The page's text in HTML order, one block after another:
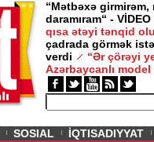
“Mətbəxə girmirəm,
daramıram“ - VİDEO
qısa ətəyi tənqid
çadrada görmək
verdi
“Ər çörəyi
Azərbaycanlı model
SOSIAL İQTISADIYYAT